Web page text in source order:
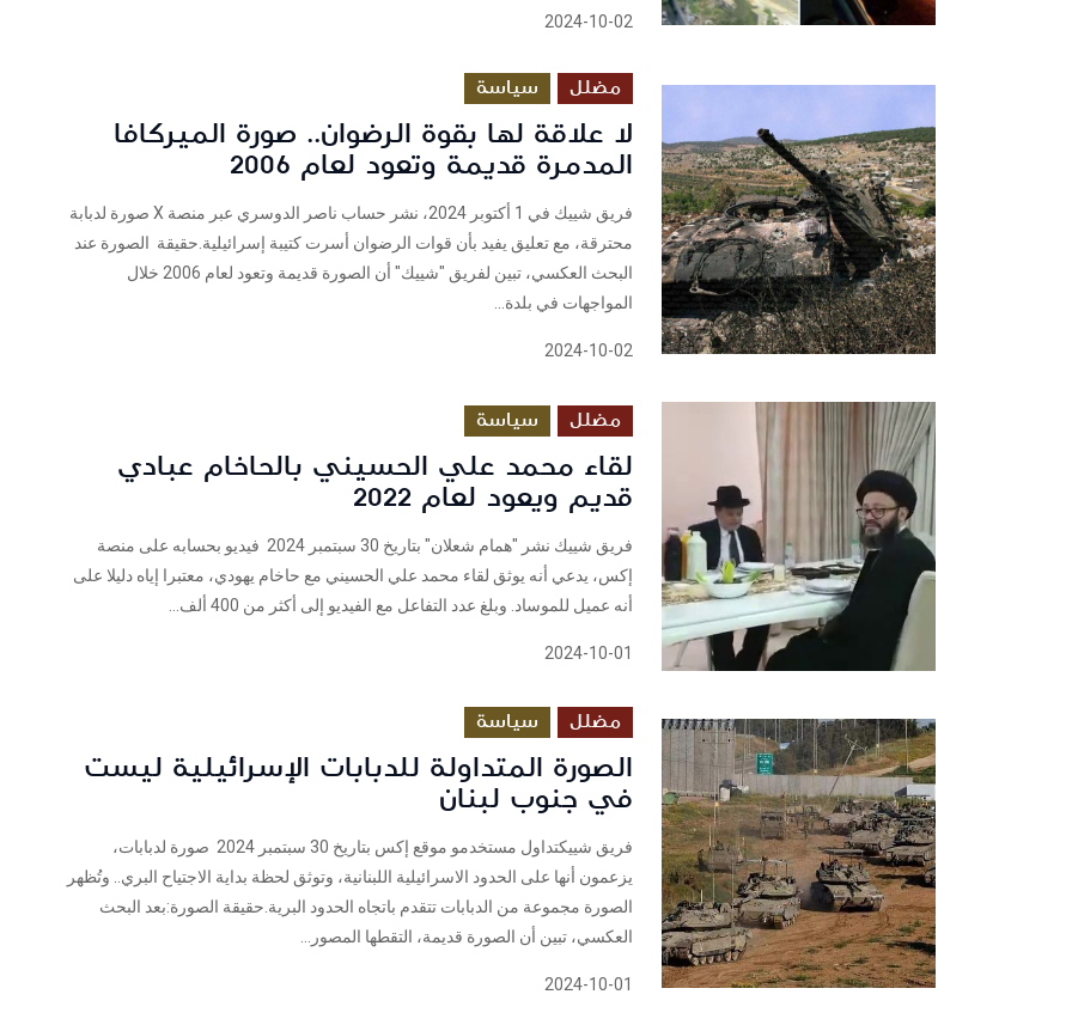
2024-10-02
مضلل سياسة
لا علاقة لها بقوة الرضوان.. صورة الميركافا
المدمرة قديمة وتعود لعام 2006
فريق شييك في 1 أكتوبر 2024، نشر حساب ناصر الدوسري عبر منصة X صورة لدبابة
محترقة، مع تعليق يفيد بأن قوات الرضوان أسرت كتيبة إسرائيلية.حقيقة الصورة عند
البحث العكسي، تبين لفريق "شييك" أن الصورة قديمة وتعود لعام 2006 خلال
المواجهات في بلدة...
2024-10-02
مضلل سياسة
لقاء محمد علي الحسيني بالحاخام عبادي
قديم ويعود لعام 2022
فريق شييك نشر "همام شعلان" بتاريخ 30 سبتمبر 2024 فيديو بحسابه على منصة
إكس، يدعي أنه يوثق لقاء محمد علي الحسيني مع حاخام يهودي، معتبرا إياه دليلا على
أنه عميل للموساد. وبلغ عدد التفاعل مع الفيديو إلى أكثر من 400 ألف...
2024-10-01
مضلل سياسة
الصورة المتداولة للدبابات الإسرائيلية ليست
في جنوب لبنان
فريق شييكتداول مستخدمو موقع إكس بتاريخ 30 سبتمبر 2024 صورة لدبابات،
يزعمون أنها على الحدود الاسرائيلية اللبنانية، وتوثق لحظة بداية الاجتياح البري.. وتُظهر
الصورة مجموعة من الدبابات تتقدم باتجاه الحدود البرية.حقيقة الصورة:بعد البحث
العكسي، تبين أن الصورة قديمة، التقطها المصور...
2024-10-01